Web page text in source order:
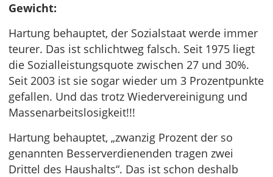
Gewicht:
Hartung behauptet, der Sozialstaat werde immer
teurer. Das ist schlichtweg falsch. Seit 1975 liegt
die Sozialleistungsquote zwischen 27 und 30%.
Seit 2003 ist sie sogar wieder um 3 Prozentpunkte
gefallen. Und das trotz Wiedervereinigung und
Massenarbeitslosigkeit!!!
Hartung behauptet, „zwanzig Prozent der so
genannten Besserverdienenden tragen zwei
Drittel des Haushalts“. Das ist schon deshalb